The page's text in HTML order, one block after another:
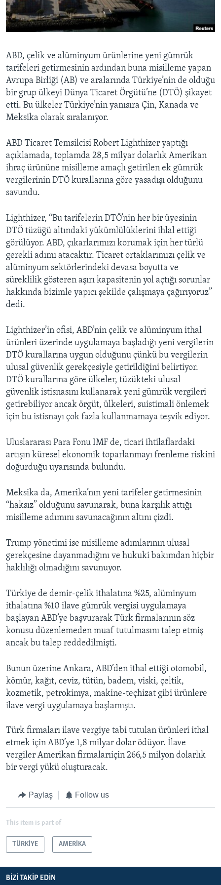
HAYATTAN
SANAT
BIZI TAKIP EDIN
Diller
ABD, çelik ve alüminyum ürünlerine yeni gümrük
tarifeleri getirmesinin ardından buna misilleme yapan
Avrupa Birliği (AB) ve aralarında Türkiye’nin de olduğu
bir grup ülkeyi Dünya Ticaret Örgütü’ne (DTÖ) şikayet
etti. Bu ülkeler Türkiye’nin yanısıra Çin, Kanada ve
Meksika olarak sıralanıyor.
ABD Ticaret Temsilcisi Robert Lighthizer yaptığı
açıklamada, toplamda 28,5 milyar dolarlık Amerikan
ihraç ürününe misilleme amaçlı getirilen ek gümrük
vergilerinin DTÖ kurallarına göre yasadışı olduğunu
savundu.
Lighthizer, “Bu tarifelerin DTÖ’nin her bir üyesinin
DTÖ tüzüğü altındaki yükümlülüklerini ihlal ettiği
görülüyor. ABD, çıkarlarımızı korumak için her türlü
gerekli adımı atacaktır. Ticaret ortaklarımızı çelik ve
alüminyum sektörlerindeki devasa boyutta ve
süreklilik gösteren aşırı kapasitenin yol açtığı sorunlar
hakkında bizimle yapıcı şekilde çalışmaya çağırıyoruz”
dedi.
Lighthizer’in ofisi, ABD’nin çelik ve alüminyum ithal
ürünleri üzerinde uygulamaya başladığı yeni vergilerin
DTÖ kurallarına uygun olduğunu çünkü bu vergilerin
ulusal güvenlik gerekçesiyle getirildiğini belirtiyor.
DTÖ kurallarına göre ülkeler, tüzükteki ulusal
güvenlik istisnasını kullanarak yeni gümrük vergileri
getirebiliyor ancak örgüt, ülkeleri, suistimali önlemek
için bu istisnayı çok fazla kullanmamaya teşvik ediyor.
Uluslararası Para Fonu IMF de, ticari ihtilaflardaki
artışın küresel ekonomik toparlanmayı frenleme riskini
doğurduğu uyarısında bulundu.
Meksika da, Amerika’nın yeni tarifeler getirmesinin
“haksız” olduğunu savunarak, buna karşılık attığı
misilleme adımını savunacağının altını çizdi.
Trump yönetimi ise misilleme adımlarının ulusal
gerekçesine dayanmadığını ve hukuki bakımdan hiçbir
haklılığı olmadığını savunuyor.
Türkiye de demir-çelik ithalatına %25, alüminyum
ithalatına %10 ilave gümrük vergisi uygulamaya
başlayan ABD’ye başvurarak Türk firmalarının söz
konusu düzenlemeden muaf tutulmasını talep etmiş
ancak bu talep reddedilmişti.
Bunun üzerine Ankara, ABD’den ithal ettiği otomobil,
kömür, kağıt, ceviz, tütün, badem, viski, çeltik,
kozmetik, petrokimya, makine-teçhizat gibi ürünlere
ilave vergi uygulamaya başlamıştı.
Türk firmaları ilave vergiye tabi tutulan ürünleri ithal
etmek için ABD’ye 1,8 milyar dolar ödüyor. İlave
vergiler Amerikan firmalarıiçin 266,5 milyon dolarlık
bir vergi yükü oluşturacak.
Paylaş Follow us
This item is part of
TÜRKİYE AMERİKA
BIZI TAKIP EDIN